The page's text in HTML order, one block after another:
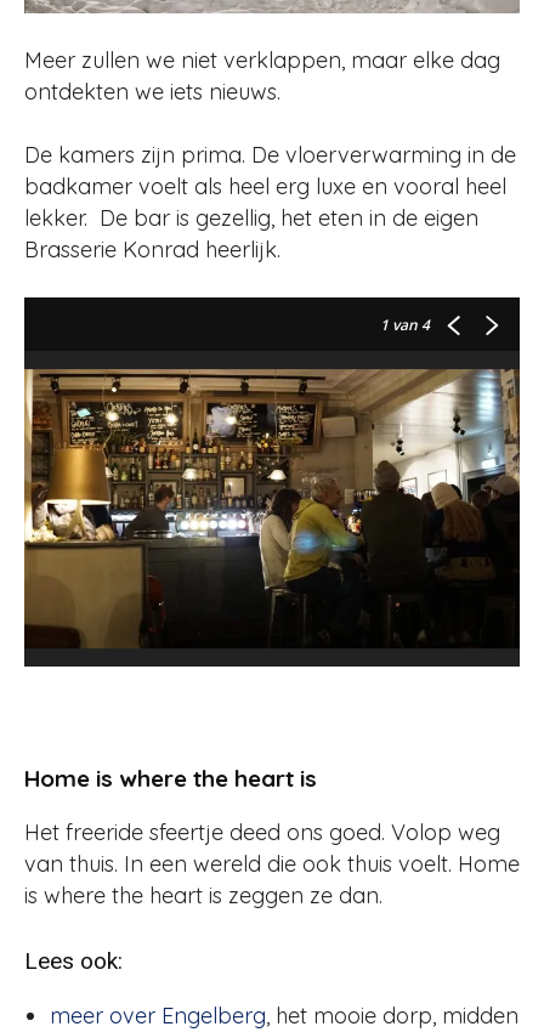
Meer zullen we niet verklappen, maar elke dag
ontdekten we iets nieuws.
De kamers zijn prima. De vloerverwarming in de
badkamer voelt als heel erg luxe en vooral heel
lekker. De bar is gezellig, het eten in de eigen
Brasserie Konrad heerlijk.
1 van 4
Home is where the heart is
Het freeride sfeertje deed ons goed. Volop weg
van thuis. In een wereld die ook thuis voelt. Home
is where the heart is zeggen ze dan.
Lees ook:
meer over Engelberg, het mooie dorp, midden